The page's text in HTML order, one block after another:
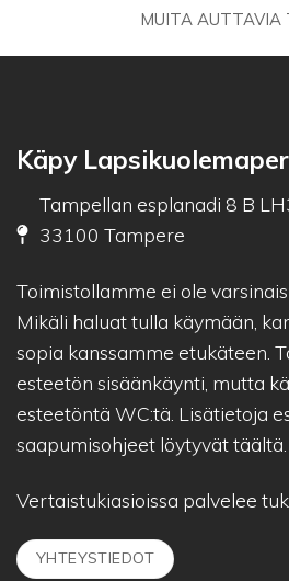
MUITA AUTTAVIA
Käpy
Tampellan esplanadi 8 B
33100 Tampere
Toimistollamme ei ole
Mikäli haluat tulla käymään,
sopia kanssamme etukäteen.
esteetön sisäänkäynti, mutta
esteetöntä WC:tä. Lisätietoja
saapumisohjeet löytyvättäältä.
Vertaistukiasioissa palvelee
YHTEYSTIEDOT